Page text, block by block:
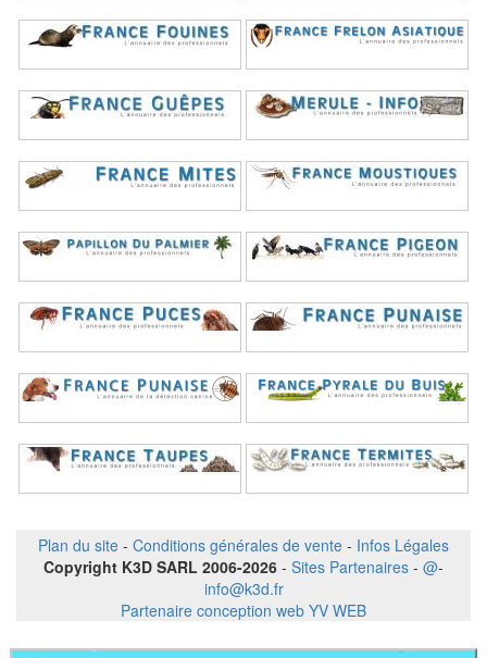
Plan du site - Conditions générales de vente - Infos Légales
Copyright K3D SARL 2006-2026 - Sites Partenaires - @-
info@k3d.fr
Partenaire conception web YV WEB